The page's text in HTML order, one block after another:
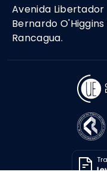
Avenida Libertador
Bernardo O'Higgins
Rancagua.